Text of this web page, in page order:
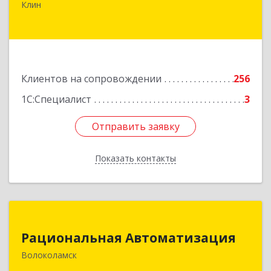
Клин
Клиентов на сопровождении
256
1С:Специалист
3
Отправить заявку
Показать контакты
Подробнее
Отправить заявку
Назад
Рациональная Автоматизация
Волоколамск
143600, Московская обл, Волоколамский р-н,
Волоколамск г, Октябрьская пл, дом № 10,